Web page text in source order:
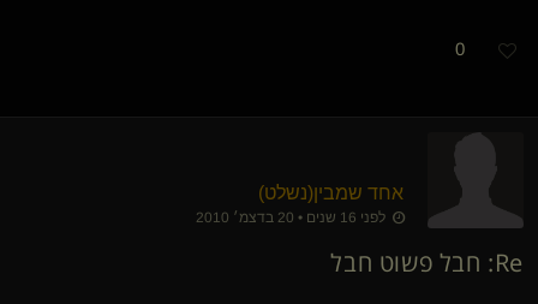
0
אחד שמבין​(נשלט)
לפני 16 שנים • 20 בדצמ׳ 2010
Re: חבל פשוט חבל